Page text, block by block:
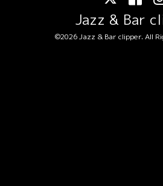
Jazz & Bar
©2026Jazz & Bar clipper. All